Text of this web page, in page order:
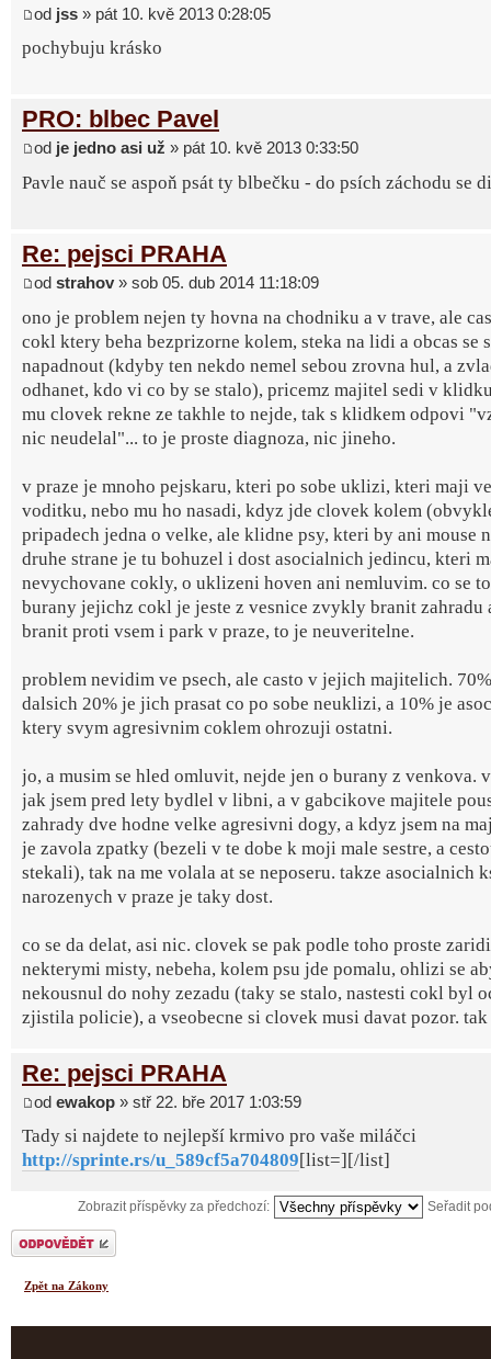
od jss » pát 10. kvě 2013 0:28:05
pochybuju krásko
PRO: blbec Pavel
od je jedno asi už » pát 10. kvě 2013 0:33:50
Pavle nauč se aspoň psát ty blbečku - do psích záchodu se
Re: pejsci PRAHA
od strahov » sob 05. dub 2014 11:18:09
ono je problem nejen ty hovna na chodniku a v trave, ale
cokl ktery beha bezprizorne kolem, steka na lidi a obcas se
napadnout (kdyby ten nekdo nemel sebou zrovna hul, a
odhanet, kdo vi co by se stalo), pricemz majitel sedi v
mu clovek rekne ze takhle to nejde, tak s klidkem odpovi
nic neudelal"... to je proste diagnoza, nic jineho.
v praze je mnoho pejskaru, kteri po sobe uklizi, kteri maji
voditku, nebo mu ho nasadi, kdyz jde clovek kolem
pripadech jedna o velke, ale klidne psy, kteri by ani mouse
druhe strane je tu bohuzel i dost asocialnich jedincu, kteri
nevychovane cokly, o uklizeni hoven ani nemluvim. co se
burany jejichz cokl je jeste z vesnice zvykly branit zahradu
branit proti vsem i park v praze, to je neuveritelne.
problem nevidim ve psech, ale casto v jejich majitelich.
dalsich 20% je jich prasat co po sobe neuklizi, a 10% je
ktery svym agresivnim coklem ohrozuji ostatni.
jo, a musim se hled omluvit, nejde jen o burany z venkova.
jak jsem pred lety bydlel v libni, a v gabcikove majitele
zahrady dve hodne velke agresivni dogy, a kdyz jsem na
je zavola zpatky (bezeli v te dobe k moji male sestre, a
stekali), tak na me volala at se neposeru. takze asocialnich
narozenych v praze je taky dost.
co se da delat, asi nic. clovek se pak podle toho proste
nekterymi misty, nebeha, kolem psu jde pomalu, ohlizi se
nekousnul do nohy zezadu (taky se stalo, nastesti cokl byl
zjistila policie), a vseobecne si clovek musi davat pozor.
Re: pejsci PRAHA
od ewakop » stř 22. bře 2017 1:03:59
Tady si najdete to nejlepší krmivo pro vaše miláčci
http://sprinte.rs/u_589cf5a704809[list=][/list]
Zobrazit příspěvky za předchozí: Seřadit
Odeslat odpověď
Zpět na Zákony